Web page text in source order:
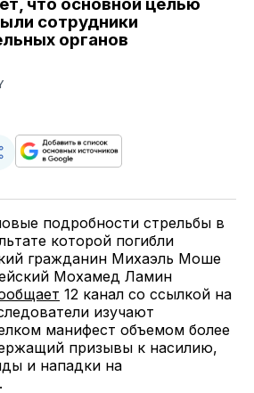
сотрудники
органов
подробности стрельбы в
которой погибли
гражданин Михаэль Моше
Мохамед Ламин
12 канал со ссылкой на
изучают
манифест объемом более
призывы к насилию,
и нападки на